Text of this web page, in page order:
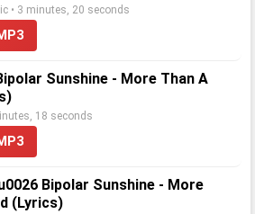
• 3 minutes, 20 seconds
Sunshine - More Than A
18 seconds
Bipolar Sunshine - More
(Lyrics)